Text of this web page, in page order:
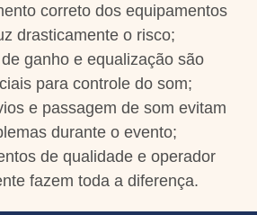
correto dos equipamentos
drasticamente o risco;
ganho e equalização são
para controle do som;
e passagem de som evitam
durante o evento;
de qualidade e operador
fazem toda a diferença.